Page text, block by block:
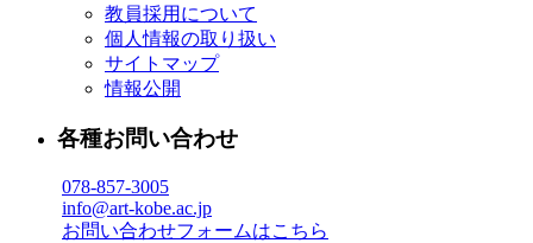
教員採用について
個人情報の取り扱い
サイトマップ
情報公開
各種お問い合わせ
078-857-3005
info@art-kobe.ac.jp
お問い合わせフォームはこちら